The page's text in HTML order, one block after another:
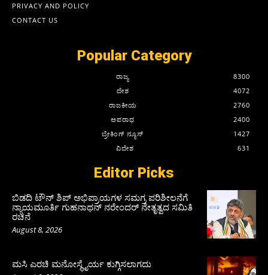
PRIVACY AND POLICY
CONTACT US
Popular Category
ರಾಜ್ಯ
8300
ದೇಶ
4072
ರಾಜಕೀಯ
2760
ಅಪರಾಧ
2400
ಬ್ರೇಕಿಂಗ್ ನ್ಯೂಸ್
1427
ವಿದೇಶ
631
Editor Picks
ಬಿಡದಿ ಟೌನ್ ಶಿಪ್ ಅಭಿಪ್ರಾಯಗಳ ಸಮಗ್ರ ಪರಿಶೀಲನೆಗೆ
ನ್ಯಾಯಮೂರ್ತಿ ಗುಹನಾಥನ್ ನರೇಂದರ್ ನೇತೃತ್ವದ ಸಮಿತಿ
ರಚನೆ
August 8, 2026
ಮಸಿ ಎರಚಿ ಮನೋಸ್ಥೈರ್ಯ ಕುಗ್ಗಿಸಲಾಗದು